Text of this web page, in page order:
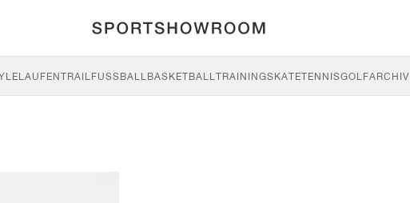
LAUFENTRAILFUSSBALL BASKETBALLTRAININGSKATETENNISGOLFARCHIV